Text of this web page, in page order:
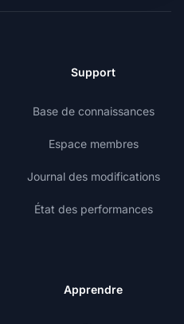
Support
Base de connaissances
Espace membres
Journal des modifications
État des performances
Apprendre